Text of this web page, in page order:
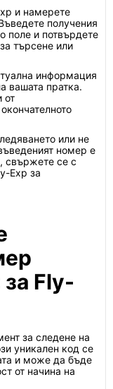
и намерете
получения
поле и потвърдете
търсене или
информация
вашата пратка.
от
или не
номер е
свържете се с
Exp за
Fly-
за следене на
уникален код се
и може да бъде
от начина на